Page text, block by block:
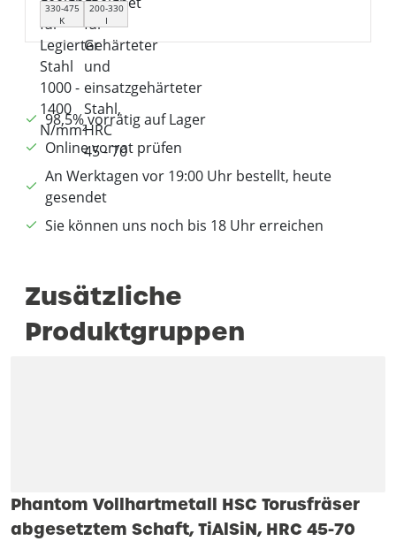
330-475
K
200-330
I
98,5% vorrätig auf Lager
Online vorrat prüfen
An Werktagen vor 19:00 Uhr bestellt, heute
gesendet
Sie können uns noch bis 18 Uhr erreichen
Zusätzliche
Produktgruppen
Phantom Vollhartmetall HSC Torusfräser
abgesetztem Schaft, TiAlSiN, HRC 45-70